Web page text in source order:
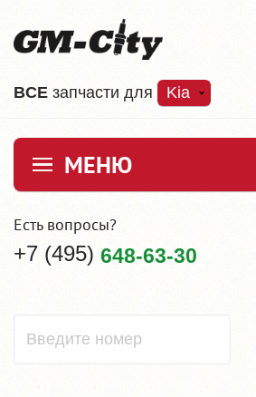
ВCE запчасти для Kia
МЕНЮ
Есть вопросы?
+7 (495) 648-63-30